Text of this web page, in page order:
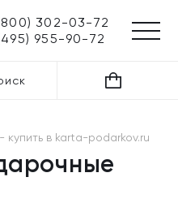
302-03-72
955-90-72
в karta-podarkov.ru